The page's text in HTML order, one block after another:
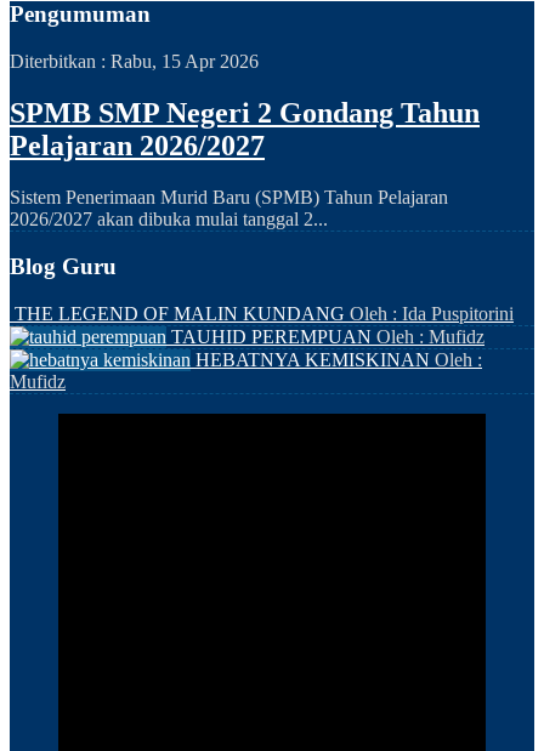
Pengumuman
Diterbitkan : Rabu, 15 Apr 2026
SPMB SMP Negeri 2 Gondang Tahun
Pelajaran 2026/2027
Sistem Penerimaan Murid Baru (SPMB) Tahun Pelajaran
2026/2027 akan dibuka mulai tanggal 2...
Blog Guru
THE LEGEND OF MALIN KUNDANG Oleh : Ida Puspitorini
TAUHID PEREMPUAN Oleh : Mufidz
HEBATNYA KEMISKINAN Oleh :
Mufidz